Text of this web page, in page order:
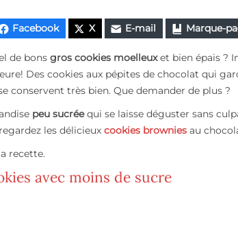
Facebook X E-mail Marque-
de bons gros cookies moelleuxet bien épais ?
Des cookies aux pépites de chocolat qui
conservent très bien. Que demander de plus ?
peu sucréequi se laisse déguster sans
les délicieux cookies brownies au
recette.
avec moins de sucre